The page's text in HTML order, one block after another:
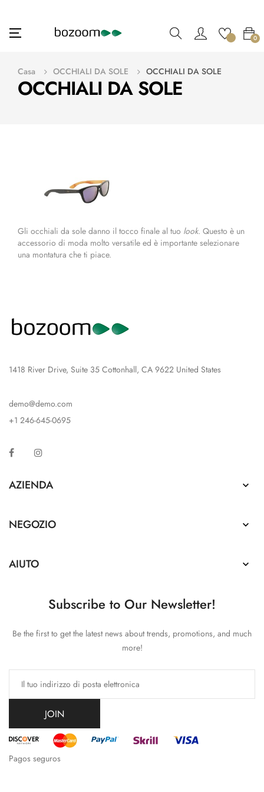
navigazione
☰ 0
OCCHIALI DA SOLE
Casa OCCHIALI DA SOLE OCCHIALI DA SOLE
Gli occhiali da sole danno il tocco finale al tuo look. Questo è un
accessorio di moda molto versatile ed è importante selezionare
una montatura che ti piace.
1418 River Drive, Suite 35 Cottonhall, CA 9622 United States
demo@demo.com
+1 246-645-0695
Facebook
AZIENDA 
NEGOZIO 
AIUTO 
Subscribe to Our Newsletter!
Be the first to get the latest news about trends, promotions, and much
more!
JOIN
Pagos seguros